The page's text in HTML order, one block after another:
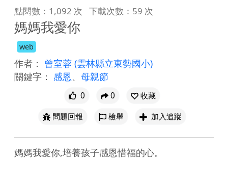
點閱數：1,092 次 下載次數：59 次
媽媽我愛你
web
作者： 曾室蓉 (雲林縣立東勢國小)
關鍵字： 感恩、 母親節
0 0
收藏
問題回報
檢舉 加入追蹤
媽媽我愛你,培養孩子感恩惜福的心。